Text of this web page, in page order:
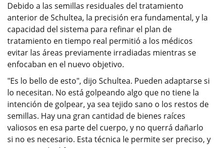
Debido a las semillas residuales del tratamiento
anterior de Schultea, la precisión era fundamental, y la
capacidad del sistema para refinar el plan de
tratamiento en tiempo real permitió a los médicos
evitar las áreas previamente irradiadas mientras se
enfocaban en el nuevo objetivo.
"Es lo bello de esto", dijo Schultea. Pueden adaptarse si
lo necesitan. No está golpeando algo que no tiene la
intención de golpear, ya sea tejido sano o los restos de
semillas. Hay una gran cantidad de bienes raíces
valiosos en esa parte del cuerpo, y no querrá dañarlo
si no es necesario. Esta técnica le permite ser preciso, y